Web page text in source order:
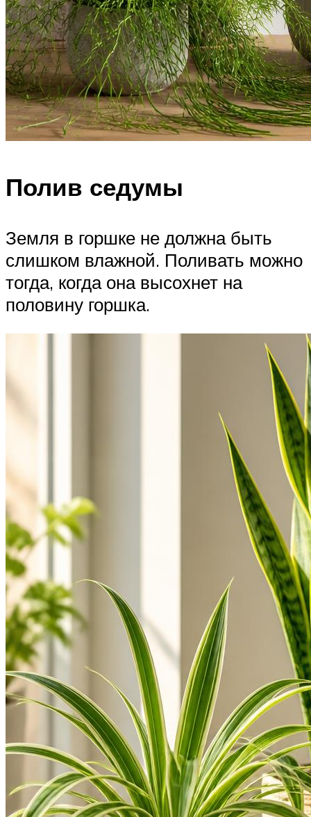
Полив седумы
Земля в горшке не должна быть
слишком влажной. Поливать можно
тогда, когда она высохнет на
половину горшка.